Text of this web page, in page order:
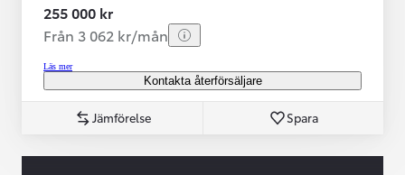
255 000 kr
Från 3 062 kr/mån
Läs mer
Kontakta återförsäljare
Jämförelse Spara